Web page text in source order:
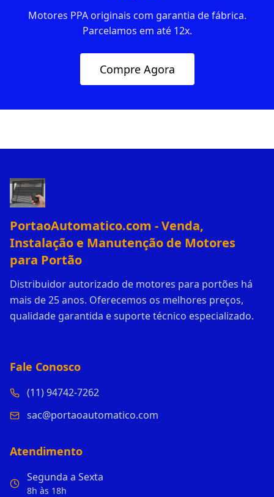
Motores PPA originais com garantia de fábrica.
Parcelamos em até 12x.
Compre Agora
PortaoAutomatico.com - Venda,
Instalação e Manutenção de Motores
para Portão
Distribuidor autorizado de motores para portões há
mais de 25 anos. Oferecemos os melhores preços,
qualidade garantida e suporte técnico especializado.
Fale Conosco
(11) 94742-7262
sac@portaoautomatico.com
Atendimento
Segunda a Sexta
8h às 18h